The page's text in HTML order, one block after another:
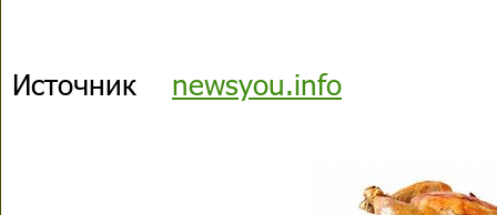
Источник newsyou.info